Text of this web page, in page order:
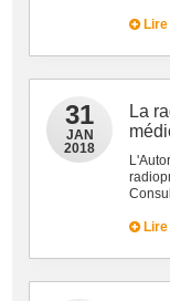
31
JAN
2018
La